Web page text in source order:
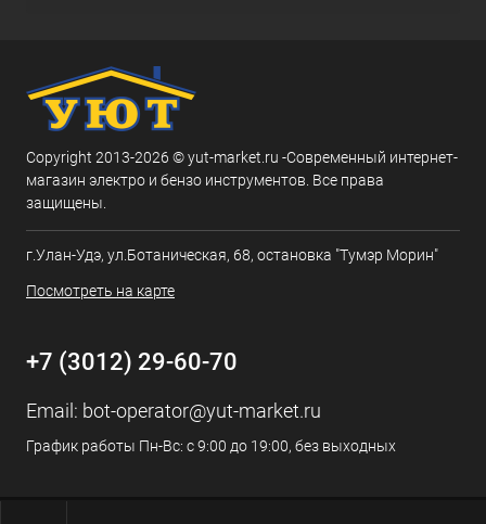
Copyright 2013-2026 © yut-market.ru -Современный интернет-
магазин электро и бензо инструментов. Все права
защищены.
г.Улан-Удэ, ул.Ботаническая, 68, остановка "Тумэр Морин"
Посмотреть на карте
+7 (3012) 29-60-70
Email: bot-operator@yut-market.ru
График работы Пн-Вс: с 9:00 до 19:00, без выходных